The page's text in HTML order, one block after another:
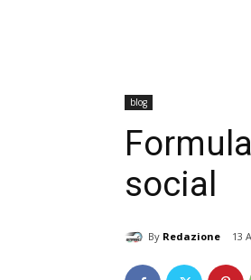
blog
social
By Redazione 13